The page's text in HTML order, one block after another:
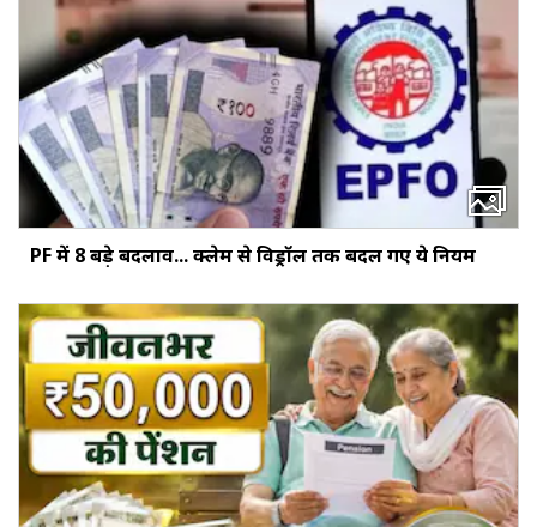
PF में 8 बड़े बदलाव... क्‍लेम से विड्रॉल तक बदल गए ये नियम